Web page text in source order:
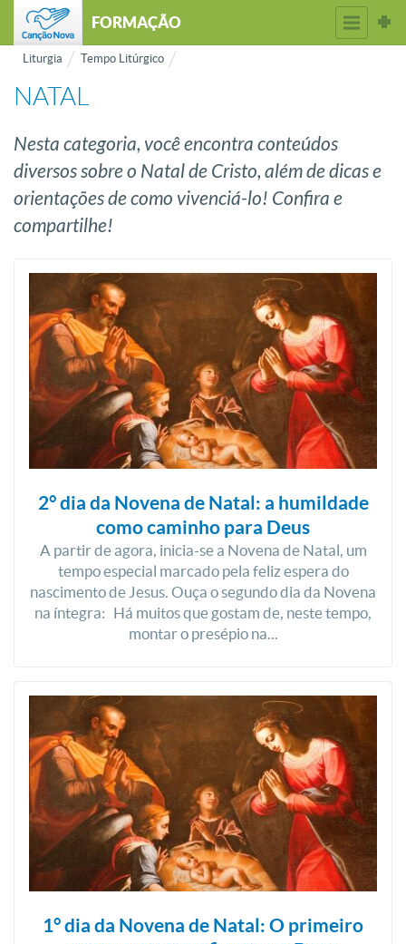
FORMAÇÃO
Liturgia Tempo Litúrgico
NATAL
Nesta categoria, você encontra conteúdos
diversos sobre o Natal de Cristo, além de dicas e
orientações de como vivenciá-lo! Confira e
compartilhe!
2° dia da Novena de Natal: a humildade
como caminho para Deus
A partir de agora, inicia-se a Novena de Natal, um
tempo especial marcado pela feliz espera do
nascimento de Jesus. Ouça o segundo dia da Novena
na íntegra: Há muitos que gostam de, neste tempo,
montar o presépio na...
1° dia da Novena de Natal: O primeiro